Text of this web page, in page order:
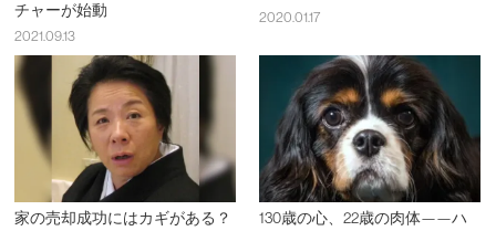
チャーが始動
2021.09.13
2020.01.17
家の売却成功にはカギがある？
130歳の心、22歳の肉体——ハ